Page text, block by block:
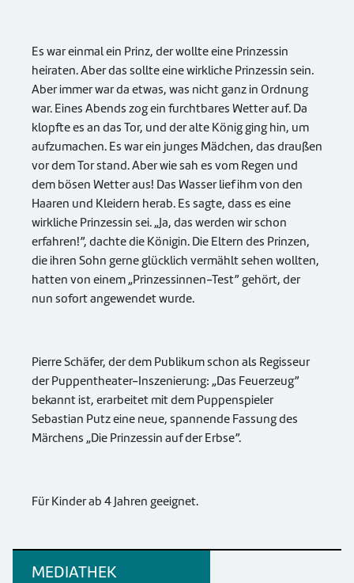
Es war einmal ein Prinz, der wollte eine Prinzessin
heiraten. Aber das sollte eine wirkliche Prinzessin sein.
Aber immer war da etwas, was nicht ganz in Ordnung
war. Eines Abends zog ein furchtbares Wetter auf. Da
klopfte es an das Tor, und der alte König ging hin, um
aufzumachen. Es war ein junges Mädchen, das draußen
vor dem Tor stand. Aber wie sah es vom Regen und
dem bösen Wetter aus! Das Wasser lief ihm von den
Haaren und Kleidern herab. Es sagte, dass es eine
wirkliche Prinzessin sei. „Ja, das werden wir schon
erfahren!”, dachte die Königin. Die Eltern des Prinzen,
die ihren Sohn gerne glücklich vermählt sehen wollten,
hatten von einem „Prinzessinnen-Test” gehört, der
nun sofort angewendet wurde.
Pierre Schäfer, der dem Publikum schon als Regisseur
der Puppentheater-Inszenierung: „Das Feuerzeug”
bekannt ist, erarbeitet mit dem Puppenspieler
Sebastian Putz eine neue, spannende Fassung des
Märchens „Die Prinzessin auf der Erbse”.
Für Kinder ab 4 Jahren geeignet.
MEDIATHEK